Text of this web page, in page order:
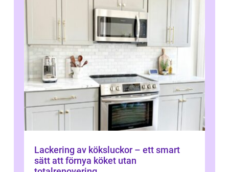
Lackering av köksluckor – ett smart
sätt att förnya köket utan